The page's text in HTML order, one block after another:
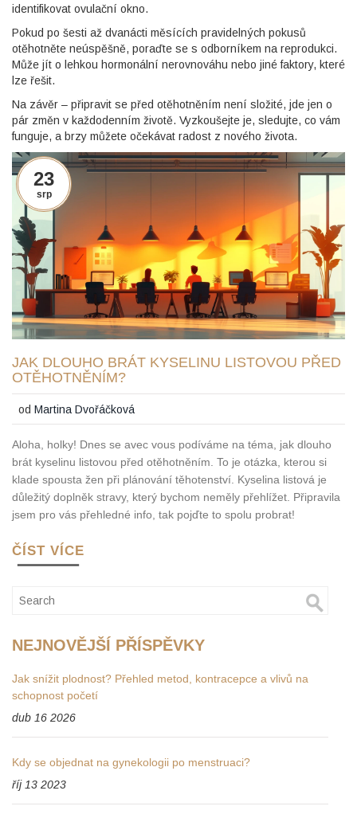
identifikovat ovulační okno.
Pokud po šesti až dvanácti měsících pravidelných pokusů
otěhotněte neúspěšně, poraďte se s odborníkem na reprodukci.
Může jít o lehkou hormonální nerovnováhu nebo jiné faktory, které
lze řešit.
Na závěr – připravit se před otěhotněním není složité, jde jen o
pár změn v každodenním životě. Vyzkoušejte je, sledujte, co vám
funguje, a brzy můžete očekávat radost z nového života.
23
srp
JAK DLOUHO BRÁT KYSELINU LISTOVOU PŘED
OTĚHOTNĚNÍM?
odMartina Dvořáčková
Aloha, holky! Dnes se avec vous podíváme na téma, jak dlouho
brát kyselinu listovou před otěhotněním. To je otázka, kterou si
klade spousta žen při plánování těhotenství. Kyselina listová je
důležitý doplněk stravy, který bychom neměly přehlížet. Připravila
jsem pro vás přehledné info, tak pojďte to spolu probrat!
ČÍST VÍCE
NEJNOVĚJŠÍ PŘÍSPĚVKY
Jak snížit plodnost? Přehled metod, kontracepce a vlivů na
schopnost početí
dub 16 2026
Kdy se objednat na gynekologii po menstruaci?
říj 13 2023